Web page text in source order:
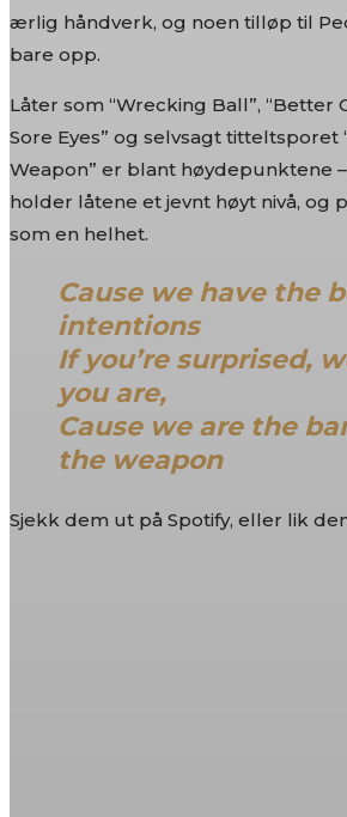
ærlig håndverk, og noen tilløp til
bare opp.
Låter som “Wrecking Ball”, “Better
Sore Eyes” og selvsagt titteltsporet
Weapon” er blant høydepunktene
holder låtene et jevnt høyt nivå, og
som en helhet.
Cause we have the
intentions
If you’re surprised,
you are,
Cause we are the
the weapon
Sjekk dem ut på Spotify, eller lik